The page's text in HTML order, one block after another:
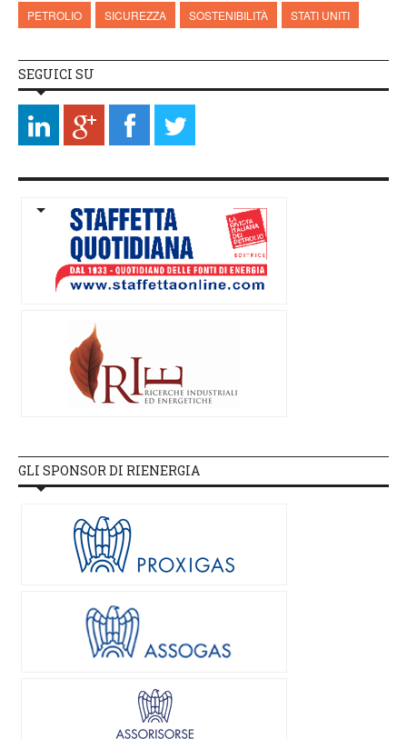
PETROLIO SICUREZZA SOSTENIBILITÀ STATI UNITI
SEGUICI SU
GLI SPONSOR DI RIENERGIA